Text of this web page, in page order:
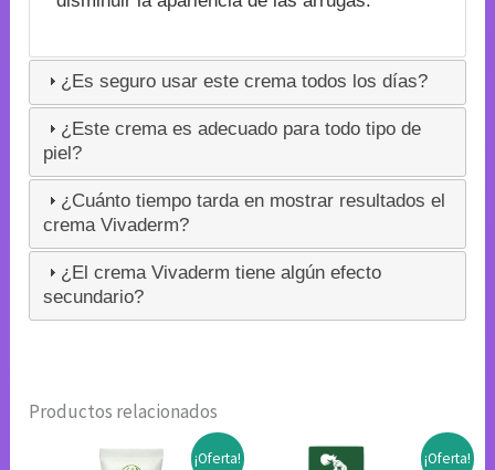
¿Es seguro usar este crema todos los días?
¿Este crema es adecuado para todo tipo de
piel?
¿Cuánto tiempo tarda en mostrar resultados el
crema Vivaderm?
¿El crema Vivaderm tiene algún efecto
secundario?
Productos relacionados
¡Oferta! ¡Oferta!